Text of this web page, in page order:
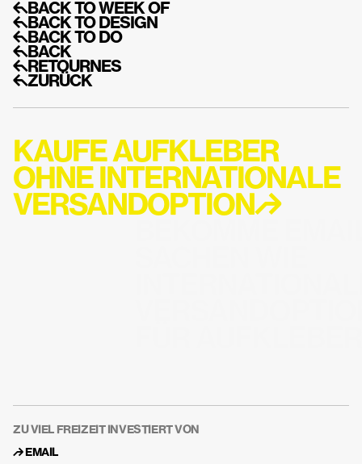
↰BACK TO WEEK OF
↰BACK TO DESIGN
↰BACK TO DO
↰BACK
↰RETOURNES
↰ZURÜCK
KAUFE AUFKLEBER
OHNE INTERNATIONALE
VERSANDOPTION↱
ZU VIEL FREIZEIT INVESTIERT VON
↱ EMAIL